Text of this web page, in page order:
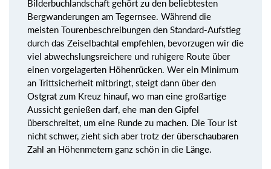
Bilderbuchlandschaft gehört zu den beliebtesten
Bergwanderungen am Tegernsee. Während die
meisten Tourenbeschreibungen den Standard-Aufstieg
durch das Zeiselbachtal empfehlen, bevorzugen wir die
viel abwechslungsreichere und ruhigere Route über
einen vorgelagerten Höhenrücken. Wer ein Minimum
an Trittsicherheit mitbringt, steigt dann über den
Ostgrat zum Kreuz hinauf, wo man eine großartige
Aussicht genießen darf, ehe man den Gipfel
überschreitet, um eine Runde zu machen. Die Tour ist
nicht schwer, zieht sich aber trotz der überschaubaren
Zahl an Höhenmetern ganz schön in die Länge.